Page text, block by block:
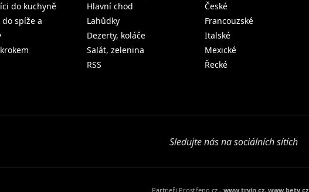
do kuchyně
spíže a
Hlavní chod
Lahůdky
Dezerty, koláče
Salát, zelenina
RSS
České
Francouzské
Italské
Mexické
Řecké
Sledujte nás na sociálních sítích
Partneři Prostřeno.cz - www.tryin.cz, www.bety.cz